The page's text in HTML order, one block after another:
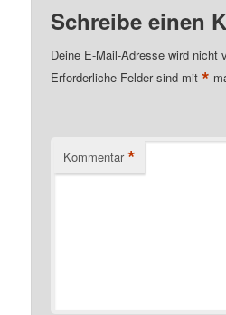
Schreibe einen
Deine E-Mail-Adresse wird nicht
Erforderliche Felder sind mit*
Kommentar *